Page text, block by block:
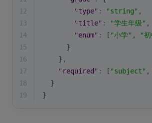
12
"type" : "string" ,
13
"title" : "学生年级" ,
14
"enum" : [ "小学" , "
15
      }
16
    },
17
"required" : [ "subject" ,
18
  }
19
}